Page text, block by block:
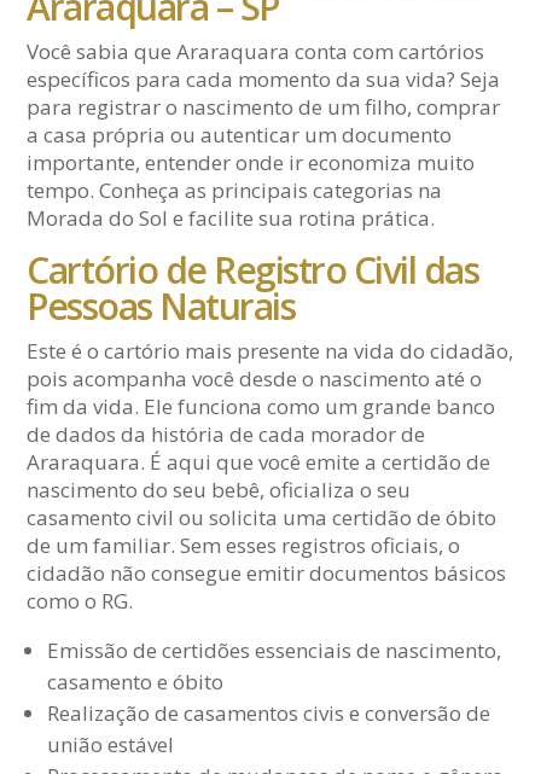
Você sabia que Araraquara conta com cartórios
específicos para cada momento da sua vida? Seja
para registrar o nascimento de um filho, comprar
a casa própria ou autenticar um documento
importante, entender onde ir economiza muito
tempo. Conheça as principais categorias na
Morada do Sol e facilite sua rotina prática.
Cartório de Registro Civil das
Pessoas Naturais
Este é o cartório mais presente na vida do cidadão,
pois acompanha você desde o nascimento até o
fim da vida. Ele funciona como um grande banco
de dados da história de cada morador de
Araraquara. É aqui que você emite a certidão de
nascimento do seu bebê, oficializa o seu
casamento civil ou solicita uma certidão de óbito
de um familiar. Sem esses registros oficiais, o
cidadão não consegue emitir documentos básicos
como o RG.
Emissão de certidões essenciais de nascimento,
casamento e óbito
Realização de casamentos civis e conversão de
união estável